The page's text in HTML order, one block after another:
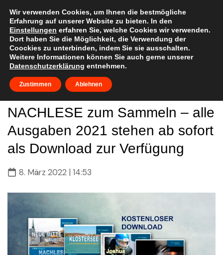
content
NACHLESE zum Sammeln – alle
Ausgaben 2021 stehen ab sofort
als Download zur Verfügung
8. März 2022 | 14:53
Wir verwenden Cookies, um Ihnen die bestmögliche
Erfahrung auf unserer Website zu bieten. In den
Einstellungen erfahren Sie, welche Cookies wir verwenden.
Dort haben Sie die Möglichkeit, die Verwendung der
Coockies zu unterbinden, indem Sie sie ausschalten.
Weitere Informationen können Sie auch gerne unserer
Datenschutzerklärung entnehmen.
Zustimmen Ablehnen